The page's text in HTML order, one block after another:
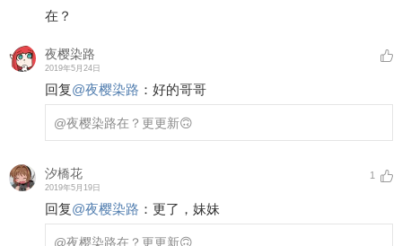
在？
夜樱染路
2019年5月24日
回复@夜樱染路 ： 好的哥哥
@夜樱染路在？更更新🙃
汐橋花
2019年5月19日
1
回复@夜樱染路 ： 更了，妹妹
@夜樱染路在？更更新🙃